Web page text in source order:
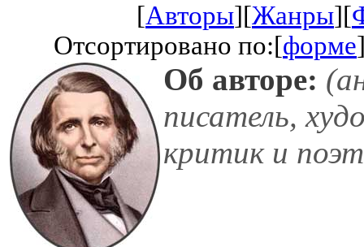
[Авторы][Жанры][
Отсортировано по:[форме
Об авторе:
писатель,
критик и